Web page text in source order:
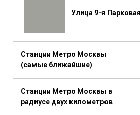
Улица 9-я
Станции Метро Москвы
(самые ближайшие)
Станции Метро Москвы в
радиусе двух километров